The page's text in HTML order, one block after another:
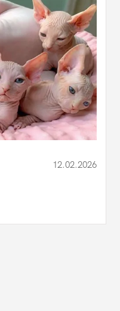
12.02.2026